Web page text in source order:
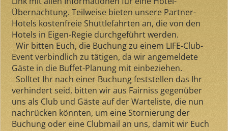
Übernachtung. Teilweise bieten unsere Partner-
Hotels kostenfreie Shuttlefahrten an, die von den
Hotels in Eigen-Regie durchgeführt werden.
Wir bitten Euch, die Buchung zu einem LIFE-Club-
Event verbindlich zu tätigen, da wir angemeldete
Gäste in die Buffet-Planung mit einbeziehen.
Solltet Ihr nach einer Buchung feststellen das Ihr
verhindert seid, bitten wir aus Fairniss gegenüber
uns als Club und Gäste auf der Warteliste, die nun
nachrücken könnten, um eine Stornierung der
Buchung oder eine Clubmail an uns, damit wir Euch